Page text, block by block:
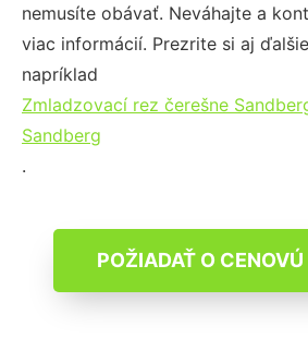
nemusíte obávať. Neváhajte a
viac informácií. Prezrite si aj
napríklad
Zmladzovací rez čerešne
Sandberg
.
POŽIADAŤ O